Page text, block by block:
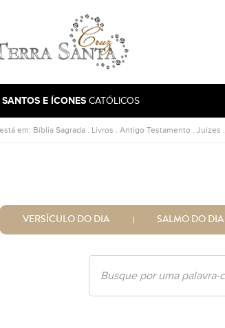
para a página inicial
SANTOS E ÍCONES CATÓLICOS
em: Bíblia Sagrada . Livros . Antigo Testamento . Juizes .
VERSÍCULO DO DIA SALMO DO DIA